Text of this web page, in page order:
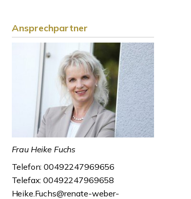
Ansprechpartner
Frau Heike Fuchs
Telefon: 00492247969656
Telefax: 00492247969658
Heike.Fuchs@renate-weber-